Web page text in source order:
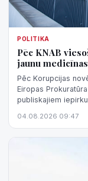
POLITIKA
Pēc KNAB
jaunu
Pēc Korupcijas
Eiropas
publiskajiem
04.08.2026 09:47